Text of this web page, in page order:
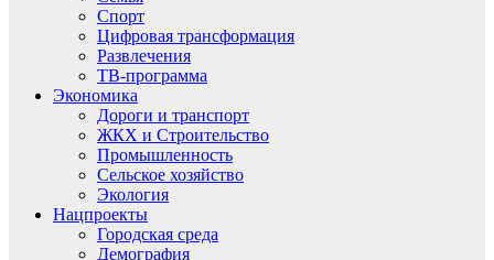
Спорт
Цифровая трансформация
Развлечения
ТВ-программа
Экономика
Дороги и транспорт
ЖКХ и Строительство
Промышленность
Сельское хозяйство
Экология
Нацпроекты
Городская среда
Демография